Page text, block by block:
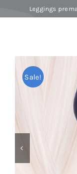
Buoni regalo
Leggings
Sale!